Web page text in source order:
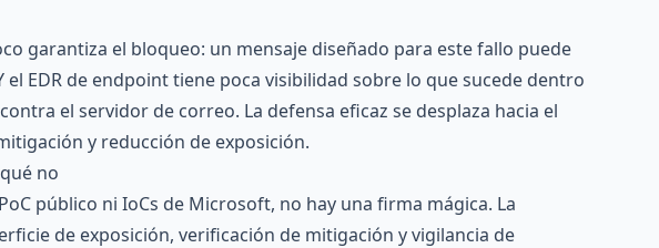
garantiza el bloqueo: un mensaje diseñado para este fallo puede
EDR de endpoint tiene poca visibilidad sobre lo que sucede dentro
el servidor de correo. La defensa eficaz se desplaza hacia el
y reducción de exposición.
no
público ni IoCs de Microsoft, no hay una firma mágica. La
de exposición, verificación de mitigación y vigilancia de